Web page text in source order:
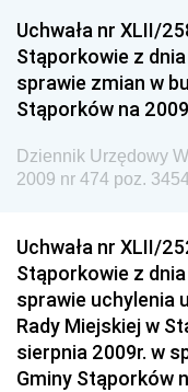
Dziennik
Narodowego i
Dziennik
Społecznej
Dziennik
Granicznej
Drogowego
Dziennik
Dziennik
Dziennik
Społecznej
Uchwała nr XLII/
Stąporkowie z
sprawie zmian w
Stąporków na
Dziennik Urzędowy
2009 nr 474 poz.
Uchwała nr XLII/
Stąporkowie z
sprawie uchylenia
Rady Miejskiej w
sierpnia 2009r. w
Gminy Stąporków